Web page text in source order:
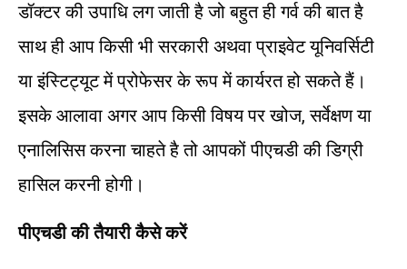
डॉक्टर की उपाधि लग जाती है जो बहुत ही गर्व की बात है
साथ ही आप किसी भी सरकारी अथवा प्राइवेट यूनिवर्सिटी
या इंस्टिट्यूट में प्रोफेसर के रूप में कार्यरत हो सकते हैं।
इसके आलावा अगर आप किसी विषय पर खोज, सर्वेक्षण या
एनालिसिस करना चाहते है तो आपकों पीएचडी की डिग्री
हासिल करनी होगी।
पीएचडी की तैयारी कैसे करें